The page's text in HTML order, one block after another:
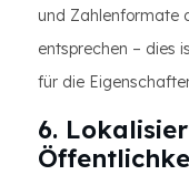
und Zahlenformate
entsprechen – dies
für die
6.